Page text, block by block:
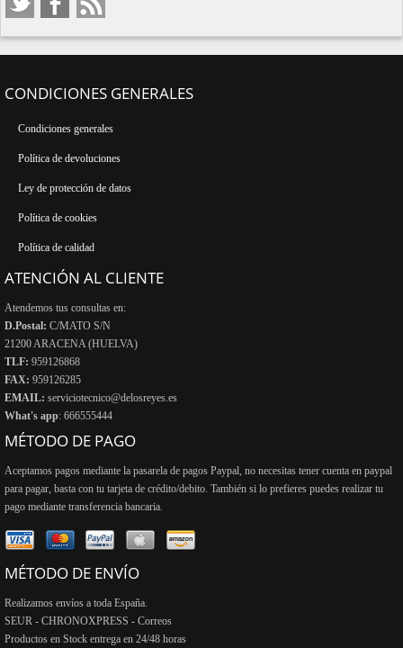
CONDICIONES GENERALES
Condiciones generales
Política de devoluciones
Ley de protección de datos
Política de cookies
Política de calidad
ATENCIÓN AL CLIENTE
Atendemos tus consultas en:
D.Postal: C/MATO S/N
21200 ARACENA (HUELVA)
TLF: 959126868
FAX: 959126285
EMAIL: serviciotecnico@delosreyes.es
What's app: 666555444
MÉTODO DE PAGO
Aceptamos pagos mediante la pasarela de pagos Paypal, no necesitas tener cuenta en paypal
para pagar, basta con tu tarjeta de crédito/debito. También si lo prefieres puedes realizar tu
pago mediante transferencia bancaria.
MÉTODO DE ENVÍO
Realizamos envíos a toda España.
SEUR - CHRONOXPRESS - Correos
Productos en Stock entrega en 24/48 horas